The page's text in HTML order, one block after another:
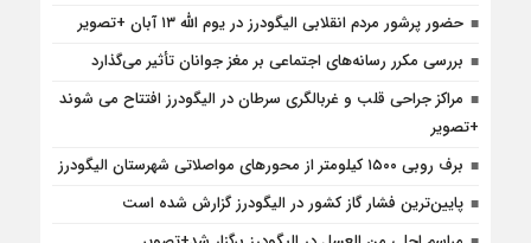
حضور پرشور مردم انقلابی الیگودرز در یوم الله ۱۳ آبان +تصویر
بررسی مکرر رسانه‌های اجتماعی بر مغز جوانان تأثیر می‌گذارد
مراکز جراحی قلب و غربالگری سرطان در الیگودرز افتتاح می شوند
+تصویر
برف روبی ۱۵۰۰ کیلومتر از محور‌های مواصلاتی شهرستان الیگودرز
پایین‌ترین فشار گاز کشور در الیگودرز گزارش شده است